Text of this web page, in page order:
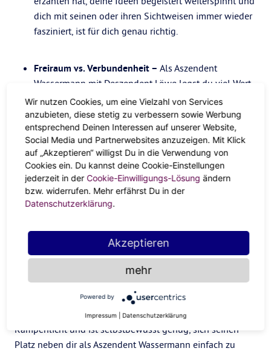
dich mit seinen oder ihren Sichtweisen immer wieder
fasziniert, ist für dich genau richtig.
Freiraum vs. Verbundenheit – Als Aszendent
Wassermann mit Deszendent Löwe legst du viel Wert
auf Selbstentfaltung. Jemand, der dich einengt, kann
gleich gehen. Trotzdem: Ganz offen willst du auch
nicht und stehst mehr auf Verbundenheit, als du dir
manchmal eingestehen möchtest. Dein idealer Partner
oder Partnerin weiß das und gibt dir beides.
Best Match für den Aszendent
Wassermann mit Deszendent
Löwe
Menschen mit Löwe-Energie
Ob als Sternzeichen, Aszendent oder an einer anderen
Stelle im Geburtshoroskop – DerLöweliebt das
Rampenlicht und ist selbstbewusst genug, sich seinen
Platz neben dir als Aszendent Wassermann einfach zu
Wir nutzen Cookies, um eine Vielzahl von Services
anzubieten, diese stetig zu verbessern sowie Werbung
entsprechend Deinen Interessen auf unserer Website,
Social Media und Partnerwebsites anzuzeigen. Mit Klick
auf „Akzeptieren“ willigst Du in die Verwendung von
Cookies ein. Du kannst deine Cookie-Einstellungen
jederzeit in der Cookie-Einwilligungs-Lösung ändern
bzw. widerrufen. Mehr erfährst Du in der
Datenschutzerklärung.
Akzeptieren
mehr
Powered by
Impressum Datenschutzerklärung